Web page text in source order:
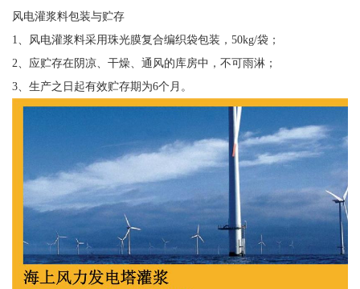
风电灌浆料包装与贮存
1、风电灌浆料采用珠光膜复合编织袋包装，50kg/袋；
2、应贮存在阴凉、干燥、通风的库房中，不可雨淋；
3、生产之日起有效贮存期为6个月。